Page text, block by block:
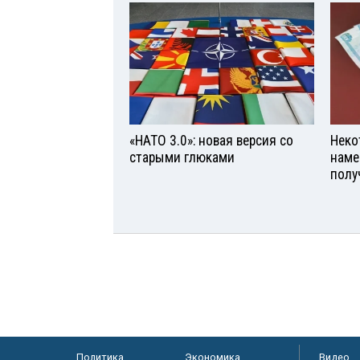
«НАТО 3.0»: новая версия со
старыми глюками
Политика Экономика Видео